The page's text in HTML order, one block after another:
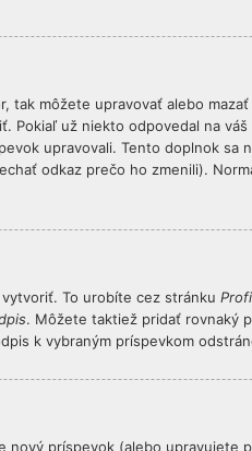
tak môžete upravovať alebo
Pokiaľ už niekto odpovedal na
upravovali. Tento doplnok sa
odkaz prečo ho zmenili).
vytvoriť. To urobíte cez stránku
. Môžete taktiež pridať rovnaký
k vybraným príspevkom
nový príspevok (alebo